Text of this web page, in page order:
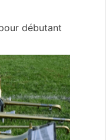
débutant